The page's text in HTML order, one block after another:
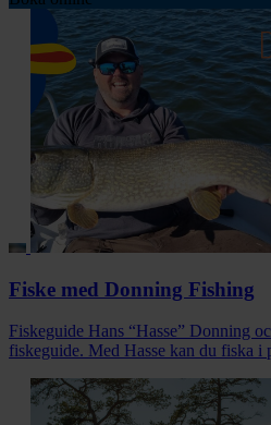
Fiske med Donning Fishing
Fiskeguide Hans “Hasse” Donning
fiskeguide. Med Hasse kan du fiska